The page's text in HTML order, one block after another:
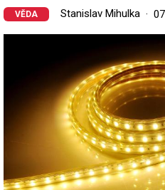
VĚDA Stanislav Mihulka